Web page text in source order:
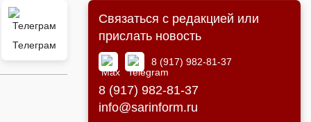
Телеграм
Связаться с редакцией или
прислать новость
8 (917) 982-81-37
8 (917) 982-81-37
info@sarinform.ru